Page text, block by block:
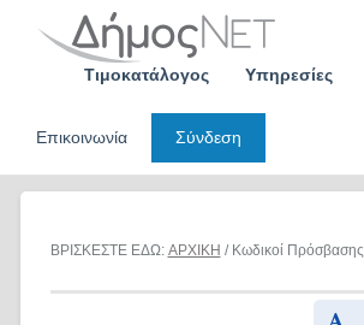
Τιμοκατάλογος Υπηρεσίες
Επικοινωνία
Σύνδεση
ΒΡΙΣΚΕΣΤΕ ΕΔΩ: ΑΡΧΙΚΗ / Κωδικοί Πρόσβασης